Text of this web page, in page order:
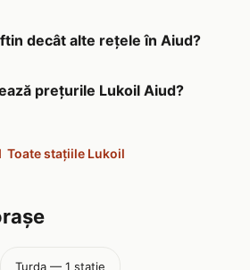
decât alte rețele în Aiud?
prețurile Lukoil Aiud?
Toate stațiile Lukoil
Turda — 1 stație